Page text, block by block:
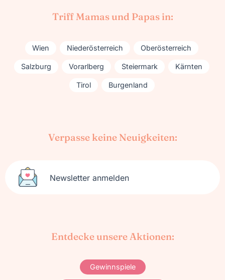
Triff Mamas und Papas in:
Wien Niederösterreich Oberösterreich
Salzburg Vorarlberg Steiermark Kärnten
Tirol Burgenland
Verpasse keine Neuigkeiten:
Newsletter anmelden
Entdecke unsere Aktionen:
Gewinnspiele